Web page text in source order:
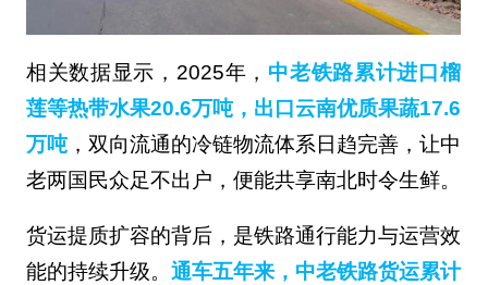
相关数据显示，2025年， 中老铁路累计进口榴
莲等热带水果20.6万吨，出口云南优质果蔬17.6
万吨，双向流通的冷链物流体系日趋完善，让中
老两国民众足不出户，便能共享南北时令生鲜。
货运提质扩容的背后，是铁路通行能力与运营效
能的持续升级。 通车五年来，中老铁路货运累计